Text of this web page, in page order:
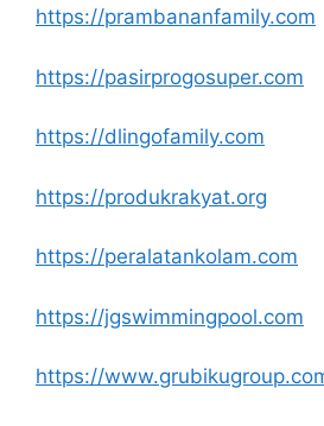
https://prambananfamily.com
https://pasirprogosuper.com
https://dlingofamily.com
https://produkrakyat.org
https://peralatankolam.com
https://jgswimmingpool.com
https://